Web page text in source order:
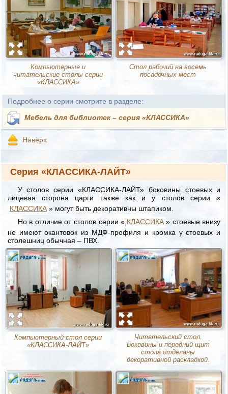
Компьютерные и
читательские столы серии
«КЛАССИКА»
Стол рабочий на восемь
посадочных мест
Подробнее о серии смотрите в разделе:
Мебель для библиотек – серия «КЛАССИКА»
Наверх
Серия «КЛАССИКА-ЛАЙТ»
У столов серии «КЛАССИКА-ЛАЙТ» боковины стоевых и
лицевая сторона царги также как и у столов серии «
КЛАССИКА » могут быть декоративны штапиком.
Но в отличие от столов серии « КЛАССИКА » стоевые внизу
не имеют окантовок из МДФ-профиля и кромка у стоевых и
столешниц обычная – ПВХ.
Компьютерный стол серии
«КЛАССИКА-ЛАЙТ»
Читательский стол.
Боковины и передний щит
стола отделаны
декоративной раскладкой.